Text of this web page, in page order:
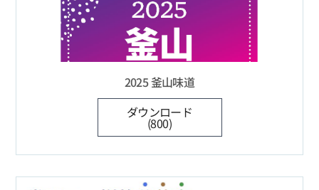
2025 釜山味道
ダウンロード
(800)